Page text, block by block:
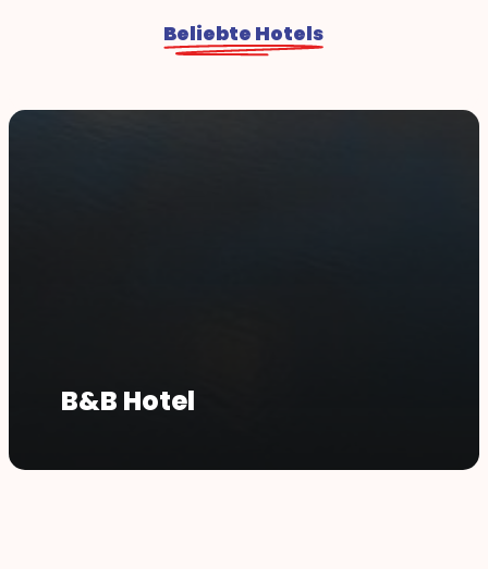
Beliebte Hotels
B&B Hotel